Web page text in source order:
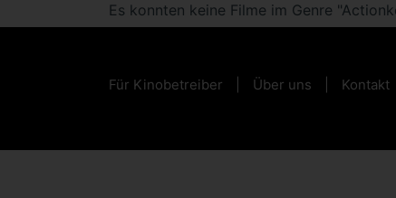
Es konnten keine Filme im Genre
Für Kinobetreiber Über uns Kontakt